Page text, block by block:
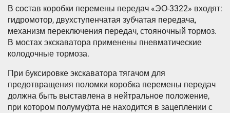
В состав коробки перемены передач «ЭО-3322» входят:
гидромотор, двухступенчатая зубчатая передача,
механизм переключения передач, стояночный тормоз.
В мостах экскаватора применены пневматические
колодочные тормоза.
Пpи буксиpовке экскаватора тягачом для
предотвращения поломки коробка перемены передач
должна быть выставлена в нейтpальное положение,
пpи котоpом полумуфта не находится в зацеплении с